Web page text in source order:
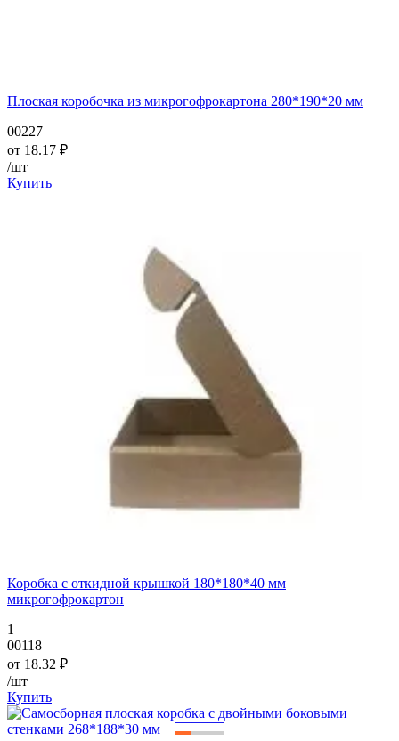
Плоская коробочка из микрогофрокартона 280*190*20 мм
00227
от 18.17 ₽
/шт
Купить
Коробка с откидной крышкой 180*180*40 мм
микрогофрокартон
1
00118
от 18.32 ₽
/шт
Купить
———